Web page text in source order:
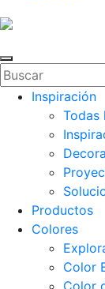
Inspiración
Todas
Productos
Colores
Color
Color